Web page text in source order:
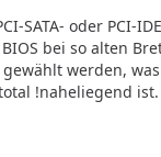
SATA- oder PCI-
bei so alten
gewählt werden,
!naheliegend ist.